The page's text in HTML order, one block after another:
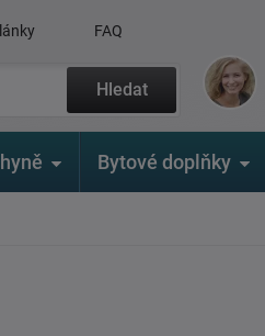
FAQ
Hledat
Bytové doplňky